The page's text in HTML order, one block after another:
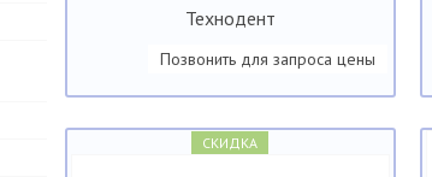
Технодент
Позвонить для запроса цены
СКИДКА